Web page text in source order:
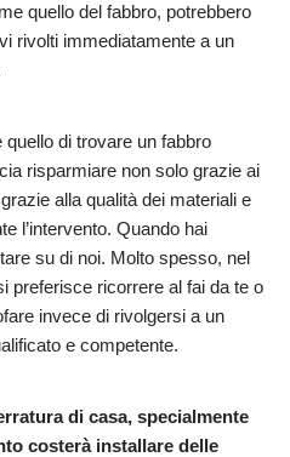
quello del fabbro, potrebbero
rivolti immediatamente a un
di trovare un fabbro
risparmiare non solo grazie ai
alla qualità dei materiali e
l’intervento. Quando hai
su di noi. Molto spesso, nel
preferisce ricorrere al fai da te o
invece di rivolgersi a un
e competente.
di casa, specialmente
costerà installare delle